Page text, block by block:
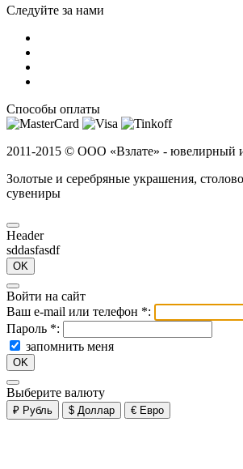
Следуйте за нами
Способы оплаты
2011-2015 © ООО «Взлате» - ювелирный
Золотые и серебряные украшения,
сувениры
Header
sddasfasdf
OK
Войти на сайт
Ваш e-mail или телефон *:
Пароль *:
запомнить меня
OK
Выберите валюту
₽ Рубль $ Доллар € Евро